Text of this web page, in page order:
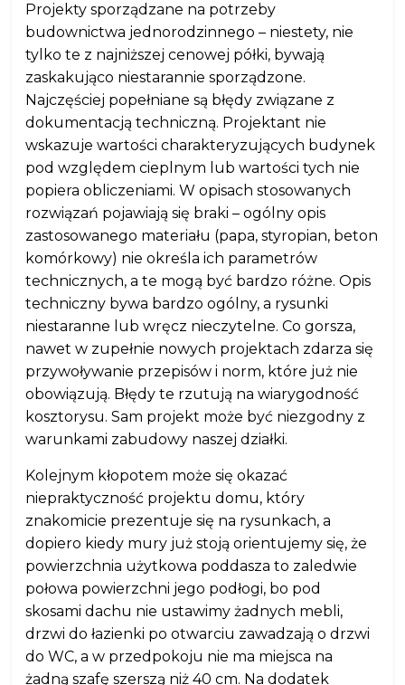
Projekty sporządzane na potrzeby
budownictwa jednorodzinnego – niestety, nie
tylko te z najniższej cenowej półki, bywają
zaskakująco niestarannie sporządzone.
Najczęściej popełniane są błędy związane z
dokumentacją techniczną. Projektant nie
wskazuje wartości charakteryzujących budynek
pod względem cieplnym lub wartości tych nie
popiera obliczeniami. W opisach stosowanych
rozwiązań pojawiają się braki – ogólny opis
zastosowanego materiału (papa, styropian, beton
komórkowy) nie określa ich parametrów
technicznych, a te mogą być bardzo różne. Opis
techniczny bywa bardzo ogólny, a rysunki
niestaranne lub wręcz nieczytelne. Co gorsza,
nawet w zupełnie nowych projektach zdarza się
przywoływanie przepisów i norm, które już nie
obowiązują. Błędy te rzutują na wiarygodność
kosztorysu. Sam projekt może być niezgodny z
warunkami zabudowy naszej działki.
Kolejnym kłopotem może się okazać
niepraktyczność projektu domu, który
znakomicie prezentuje się na rysunkach, a
dopiero kiedy mury już stoją orientujemy się, że
powierzchnia użytkowa poddasza to zaledwie
połowa powierzchni jego podłogi, bo pod
skosami dachu nie ustawimy żadnych mebli,
drzwi do łazienki po otwarciu zawadzają o drzwi
do WC, a w przedpokoju nie ma miejsca na
żadną szafę szerszą niż 40 cm. Na dodatek